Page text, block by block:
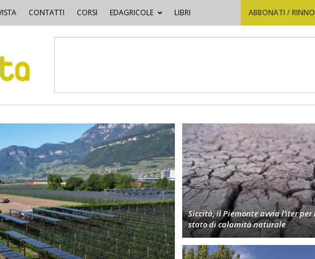
CONTATTI CORSI EDAGRICOLE LIBRI ABBONATI /
Siccità, il Piemonte avvia l’iter per
stato di calamità naturale